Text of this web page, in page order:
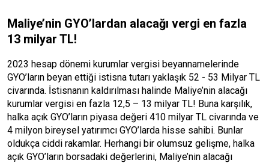
Maliye’nin GYO’lardan alacağı vergi en fazla
13 milyar TL!
2023 hesap dönemi kurumlar vergisi beyannamelerinde
GYO’ların beyan ettiği istisna tutarı yaklaşık 52 - 53 Milyar TL
civarında. İstisnanın kaldırılması halinde Maliye’nin alacağı
kurumlar vergisi en fazla 12,5 – 13 milyar TL! Buna karşılık,
halka açık GYO’ların piyasa değeri 410 milyar TL civarında ve
4 milyon bireysel yatırımcı GYO’larda hisse sahibi. Bunlar
oldukça ciddi rakamlar. Herhangi bir olumsuz gelişme, halka
açık GYO’ların borsadaki değerlerini, Maliye’nin alacağı